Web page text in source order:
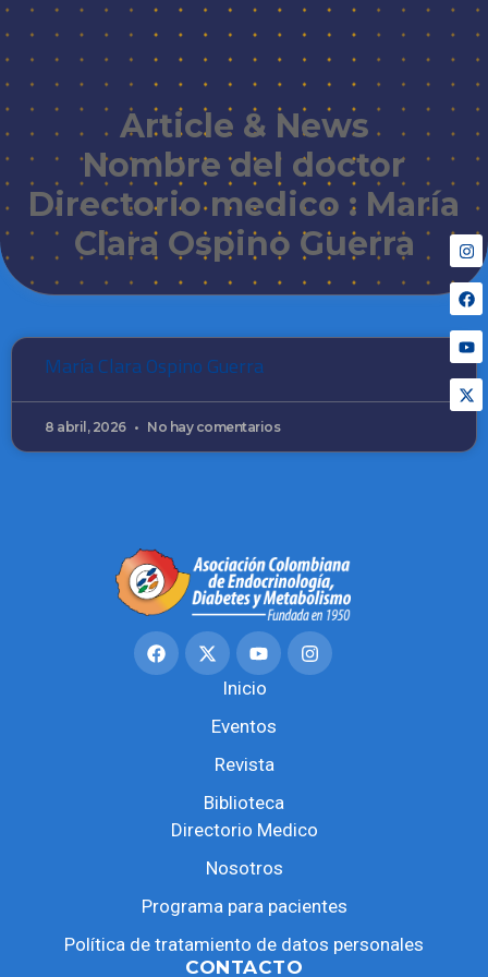
Article & News
Nombre del doctor
Directorio medico : María
Clara Ospino Guerra
María Clara Ospino Guerra
8 abril, 2026 No hay comentarios
Inicio
Eventos
Revista
Biblioteca
Directorio Medico
Nosotros
Programa para pacientes
Política de tratamiento de datos personales
CONTACTO